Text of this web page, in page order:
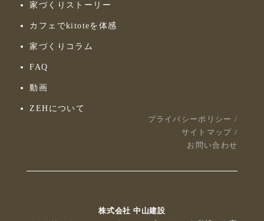
家づくりストーリー
カフェでkitoteを体感
家づくりコラム
FAQ
動画
ZEHについて
プライバシーポリシー /
サイトマップ /
お問い合わせ
株式会社 中山建設